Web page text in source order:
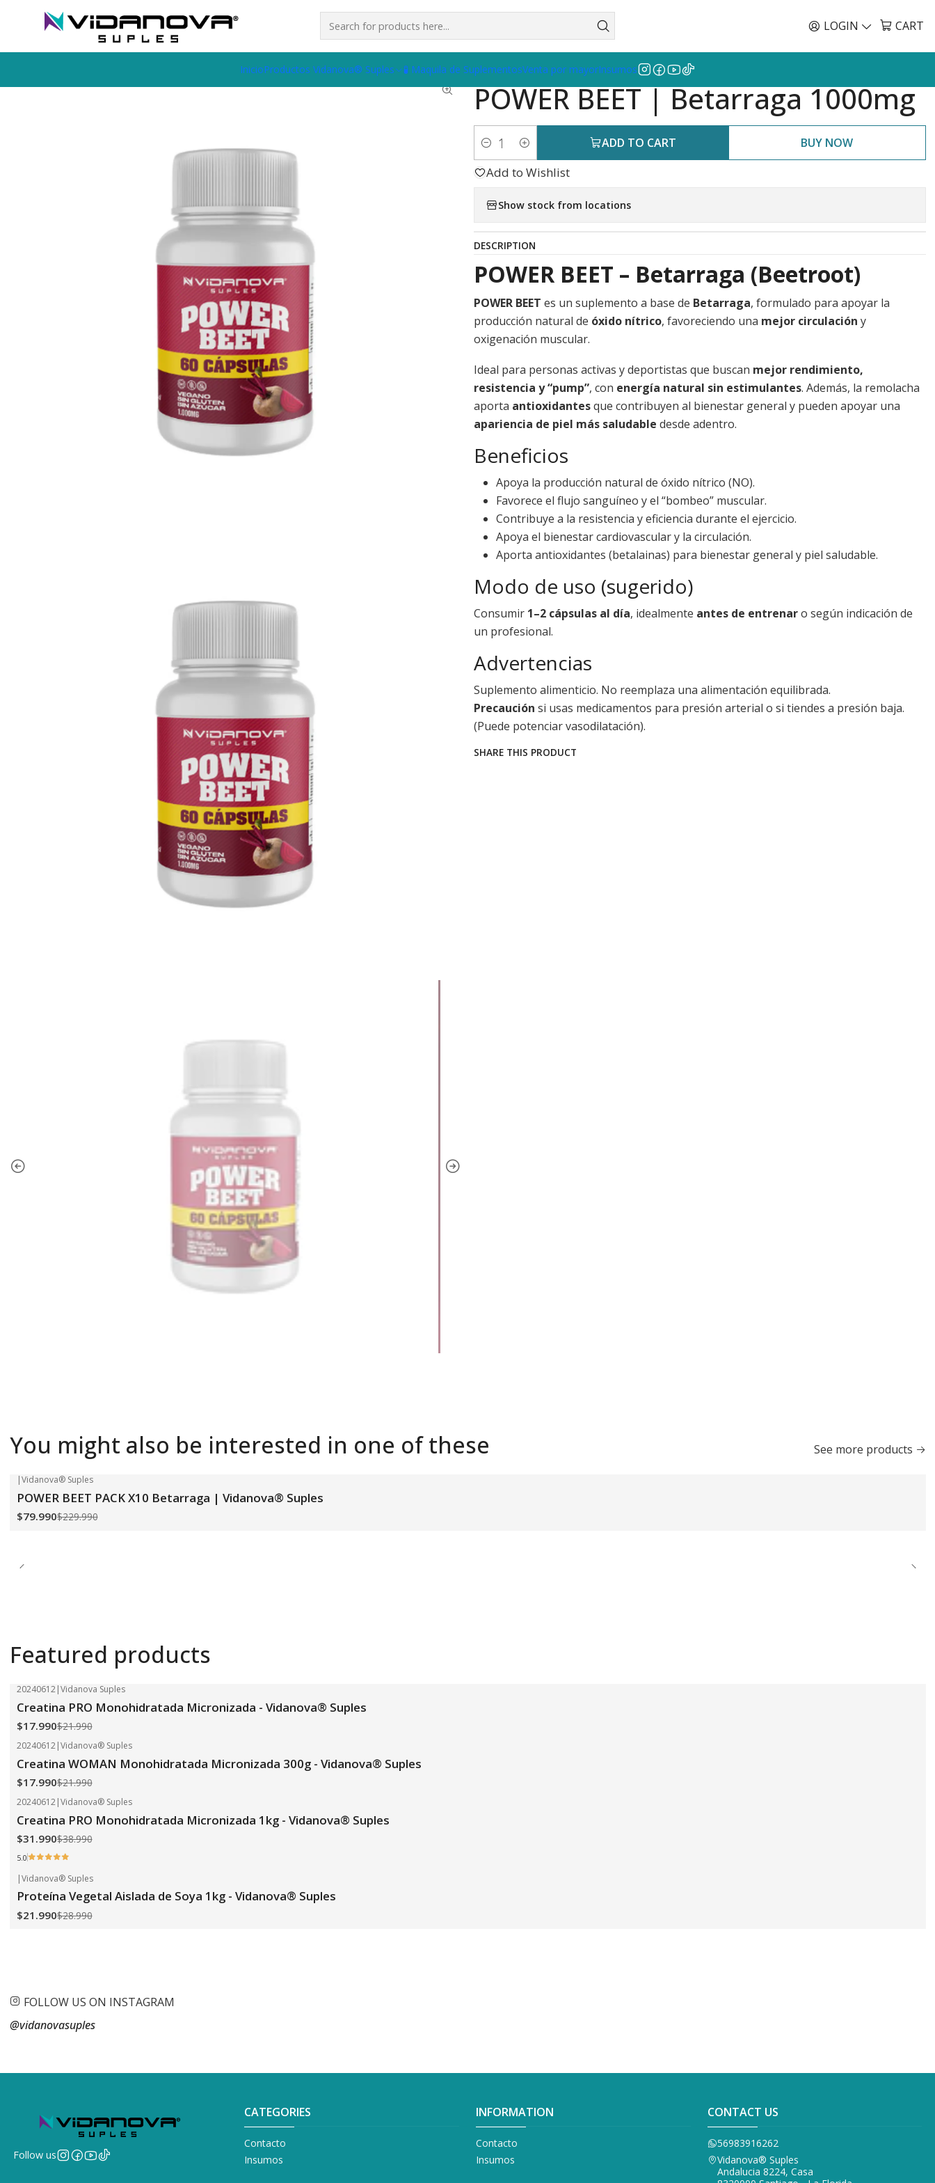
LOGIN CART
InicioProductos Vidanova® Suples 🧪 Maquila de SuplementosVenta por mayorInsumos
Productos Vidanova® Suples Vitaminas y Minerales POWER BEET | Betarraga 1000mg
|
POWER BEET | Betarraga 1000mg
Quantity ADD TO CART BUY NOW
Add to Wishlist
Show stock from locations
DESCRIPTION
POWER BEET – Betarraga (Beetroot)
POWER BEET es un suplemento a base de Betarraga, formulado para apoyar la
producción natural de óxido nítrico, favoreciendo una mejor circulación y
oxigenación muscular.
Ideal para personas activas y deportistas que buscan mejor rendimiento,
resistencia y “pump”, con energía natural sin estimulantes. Además, la remolacha
aporta antioxidantesque contribuyen al bienestar general y pueden apoyar una
apariencia de piel más saludable desde adentro.
Beneficios
Apoya la producción natural de óxido nítrico (NO).
Favorece el flujo sanguíneo y el “bombeo” muscular.
Contribuye a la resistencia y eficiencia durante el ejercicio.
Apoya el bienestar cardiovascular y la circulación.
Aporta antioxidantes (betalainas) para bienestar general y piel saludable.
Modo de uso (sugerido)
Consumir 1–2 cápsulas al día, idealmente antes de entrenaro según indicación de
un profesional.
Advertencias
Suplemento alimenticio. No reemplaza una alimentación equilibrada.
Precaución si usas medicamentos para presión arterial o si tiendes a presión baja.
(Puede potenciar vasodilatación).
SHARE THIS PRODUCT
You might also be interested in one of these See more products
-65%OFF
|Vidanova® Suples
POWER BEET PACK X10 Betarraga | Vidanova® Suples
$79.990$229.990
Featured products
-18% OFF
20240612|Vidanova Suples
Creatina PRO Monohidratada Micronizada - Vidanova® Suples
$17.990$21.990
-18% OFF
20240612|Vidanova® Suples
Creatina WOMAN Monohidratada Micronizada 300g - Vidanova® Suples
$17.990$21.990
-18% OFF
20240612|Vidanova® Suples
Creatina PRO Monohidratada Micronizada 1kg - Vidanova® Suples
$31.990$38.990
5.0
-24% OFF
|Vidanova® Suples
Proteína Vegetal Aislada de Soya 1kg - Vidanova® Suples
$21.990$28.990
FOLLOW US ON INSTAGRAM
@vidanovasuples
Follow us
CATEGORIES
Contacto
Insumos
INFORMATION
Contacto
Insumos
CONTACT US
56983916262
Vidanova® Suples
Andalucia 8224, Casa